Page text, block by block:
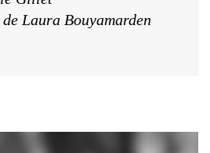
Laura Bouyamarden